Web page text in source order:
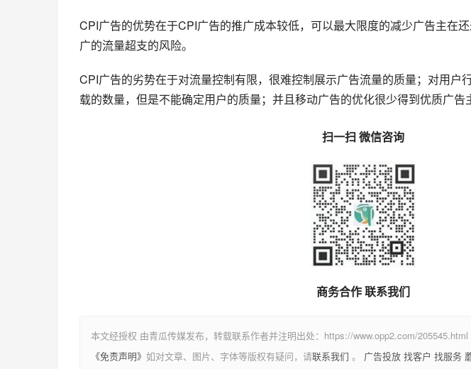
CPI广告的优势在于CPI广告的推广成本较低，可以最大限度的减少广告主在
广的流量超支的风险。
CPI广告的劣势在于对流量控制有限，很难控制展示广告流量的质量；对用户
载的数量，但是不能确定用户的质量；并且移动广告的优化很少得到优质广告
扫一扫 微信咨询
商务合作 联系我们
本文经授权 由青瓜传媒发布，转载联系作者并注明出处：https://www.opp2.com/205545.html
《免责声明》 如对文章、图片、字体等版权有疑问，请联系我们 。 广告投放 找客户 找服务